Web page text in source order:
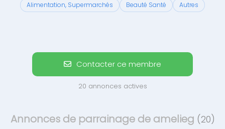
Alimentation, Supermarchés Beauté Santé Autres
Contacter ce membre
20 annonces actives
Annonces de parrainage de amelieg (20)